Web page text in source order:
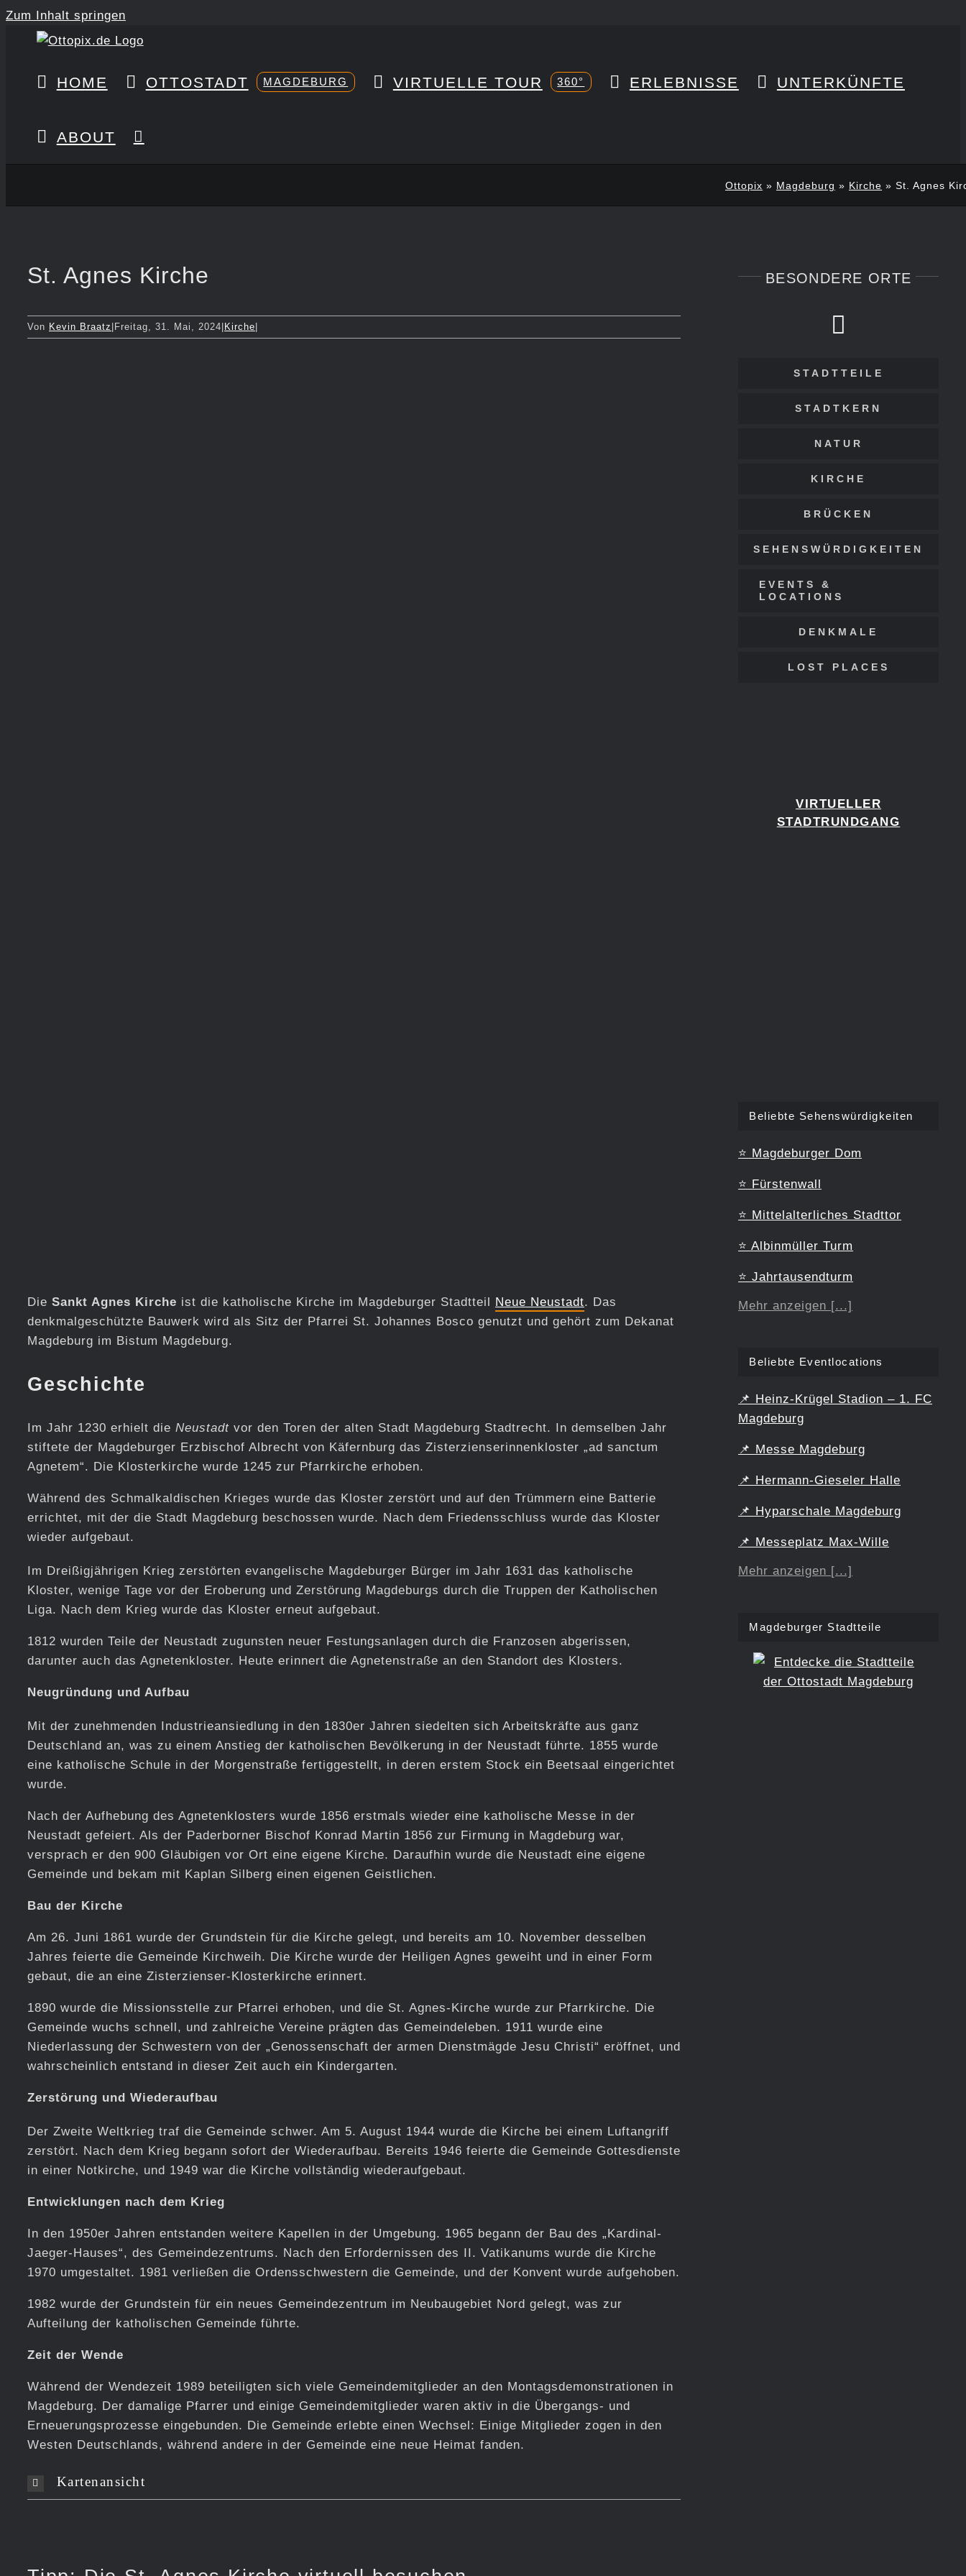
Zum Inhalt springen
HOME OTTOSTADT MAGDEBURG VIRTUELLE TOUR 360° ERLEBNISSE UNTERKÜNFTE
ABOUT
Ottopix » Magdeburg » Kirche » St. Agnes
St. Agnes Kirche
Von Kevin Braatz Freitag, 31. Mai, 2024 Kirche
Die Sankt Agnes Kirche ist die katholische Kirche im Magdeburger Stadtteil Neue Neustadt. Das
denkmalgeschützte Bauwerk wird als Sitz der Pfarrei St. Johannes Bosco genutzt und gehört zum Dekanat
Magdeburg im Bistum Magdeburg.
Geschichte
Im Jahr 1230 erhielt die Neustadtvor den Toren der alten Stadt Magdeburg Stadtrecht. In demselben Jahr
stiftete der Magdeburger Erzbischof Albrecht von Käfernburg das Zisterzienserinnenkloster „ad sanctum
Agnetem“. Die Klosterkirche wurde 1245 zur Pfarrkirche erhoben.
Während des Schmalkaldischen Krieges wurde das Kloster zerstört und auf den Trümmern eine Batterie
errichtet, mit der die Stadt Magdeburg beschossen wurde. Nach dem Friedensschluss wurde das Kloster
wieder aufgebaut.
Im Dreißigjährigen Krieg zerstörten evangelische Magdeburger Bürger im Jahr 1631 das katholische
Kloster, wenige Tage vor der Eroberung und Zerstörung Magdeburgs durch die Truppen der Katholischen
Liga. Nach dem Krieg wurde das Kloster erneut aufgebaut.
1812 wurden Teile der Neustadt zugunsten neuer Festungsanlagen durch die Franzosen abgerissen,
darunter auch das Agnetenkloster. Heute erinnert die Agnetenstraße an den Standort des Klosters.
Neugründung und Aufbau
Mit der zunehmenden Industrieansiedlung in den 1830er Jahren siedelten sich Arbeitskräfte aus ganz
Deutschland an, was zu einem Anstieg der katholischen Bevölkerung in der Neustadt führte. 1855 wurde
eine katholische Schule in der Morgenstraße fertiggestellt, in deren erstem Stock ein Beetsaal eingerichtet
wurde.
Nach der Aufhebung des Agnetenklosters wurde 1856 erstmals wieder eine katholische Messe in der
Neustadt gefeiert. Als der Paderborner Bischof Konrad Martin 1856 zur Firmung in Magdeburg war,
versprach er den 900 Gläubigen vor Ort eine eigene Kirche. Daraufhin wurde die Neustadt eine eigene
Gemeinde und bekam mit Kaplan Silberg einen eigenen Geistlichen.
Bau der Kirche
Am 26. Juni 1861 wurde der Grundstein für die Kirche gelegt, und bereits am 10. November desselben
Jahres feierte die Gemeinde Kirchweih. Die Kirche wurde der Heiligen Agnes geweiht und in einer Form
gebaut, die an eine Zisterzienser-Klosterkirche erinnert.
1890 wurde die Missionsstelle zur Pfarrei erhoben, und die St. Agnes-Kirche wurde zur Pfarrkirche. Die
Gemeinde wuchs schnell, und zahlreiche Vereine prägten das Gemeindeleben. 1911 wurde eine
Niederlassung der Schwestern von der „Genossenschaft der armen Dienstmägde Jesu Christi“ eröffnet, und
wahrscheinlich entstand in dieser Zeit auch ein Kindergarten.
Zerstörung und Wiederaufbau
Der Zweite Weltkrieg traf die Gemeinde schwer. Am 5. August 1944 wurde die Kirche bei einem Luftangriff
zerstört. Nach dem Krieg begann sofort der Wiederaufbau. Bereits 1946 feierte die Gemeinde Gottesdienste
in einer Notkirche, und 1949 war die Kirche vollständig wiederaufgebaut.
Entwicklungen nach dem Krieg
In den 1950er Jahren entstanden weitere Kapellen in der Umgebung. 1965 begann der Bau des „Kardinal-
Jaeger-Hauses“, des Gemeindezentrums. Nach den Erfordernissen des II. Vatikanums wurde die Kirche
1970 umgestaltet. 1981 verließen die Ordensschwestern die Gemeinde, und der Konvent wurde aufgehoben.
1982 wurde der Grundstein für ein neues Gemeindezentrum im Neubaugebiet Nord gelegt, was zur
Aufteilung der katholischen Gemeinde führte.
Zeit der Wende
Während der Wendezeit 1989 beteiligten sich viele Gemeindemitglieder an den Montagsdemonstrationen in
Magdeburg. Der damalige Pfarrer und einige Gemeindemitglieder waren aktiv in die Übergangs- und
Erneuerungsprozesse eingebunden. Die Gemeinde erlebte einen Wechsel: Einige Mitglieder zogen in den
Westen Deutschlands, während andere in der Gemeinde eine neue Heimat fanden.
Kartenansicht
BESONDERE ORTE
STADTTEILE
STADTKERN
NATUR
KIRCHE
BRÜCKEN
SEHENSWÜRDIGKEITEN
EVENTS &
LOCATIONS
DENKMALE
LOST PLACES
VIRTUELLER
STADTRUNDGANG
Beliebte Sehenswürdigkeiten
⭐ Magdeburger Dom
⭐ Fürstenwall
⭐ Mittelalterliches Stadttor
⭐Albinmüller Turm
⭐Jahrtausendturm
Mehr anzeigen [...]
Beliebte Eventlocations
📌 Heinz-Krügel Stadion – 1. FC
Magdeburg
📌 Messe Magdeburg
📌 Hermann-Gieseler Halle
📌 Hyparschale Magdeburg
📌 Messeplatz Max-Wille
Mehr anzeigen [...]
Magdeburger Stadtteile